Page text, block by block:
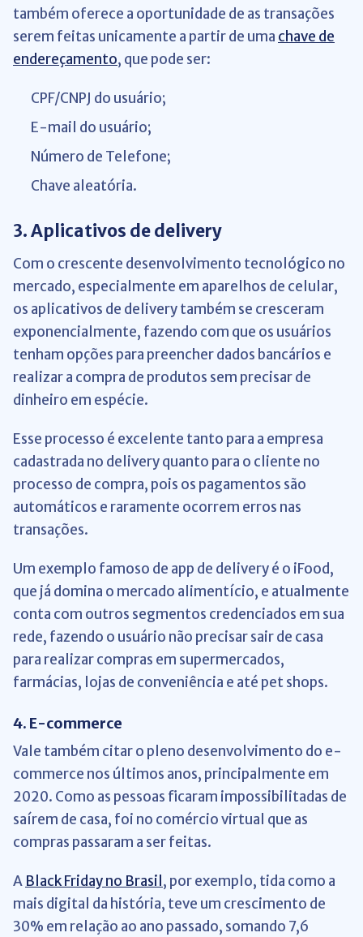
também oferece a oportunidade de as transações
serem feitas unicamente a partir de uma chave de
endereçamento, que pode ser:
CPF/CNPJ do usuário;
E-mail do usuário;
Número de Telefone;
Chave aleatória.
3. Aplicativos de delivery
Com o crescente desenvolvimento tecnológico no
mercado, especialmente em aparelhos de celular,
os aplicativos de delivery também se cresceram
exponencialmente, fazendo com que os usuários
tenham opções para preencher dados bancários e
realizar a compra de produtos sem precisar de
dinheiro em espécie.
Esse processo é excelente tanto para a empresa
cadastrada no delivery quanto para o cliente no
processo de compra, pois os pagamentos são
automáticos e raramente ocorrem erros nas
transações.
Um exemplo famoso de app de delivery é o iFood,
que já domina o mercado alimentício, e atualmente
conta com outros segmentos credenciados em sua
rede, fazendo o usuário não precisar sair de casa
para realizar compras em supermercados,
farmácias, lojas de conveniência e até pet shops.
4. E-commerce
Vale também citar o pleno desenvolvimento do e-
commerce nos últimos anos, principalmente em
2020. Como as pessoas ficaram impossibilitadas de
saírem de casa, foi no comércio virtual que as
compras passaram a ser feitas.
A Black Friday no Brasil , por exemplo, tida como a
mais digital da história, teve um crescimento de
30% em relação ao ano passado, somando 7,6